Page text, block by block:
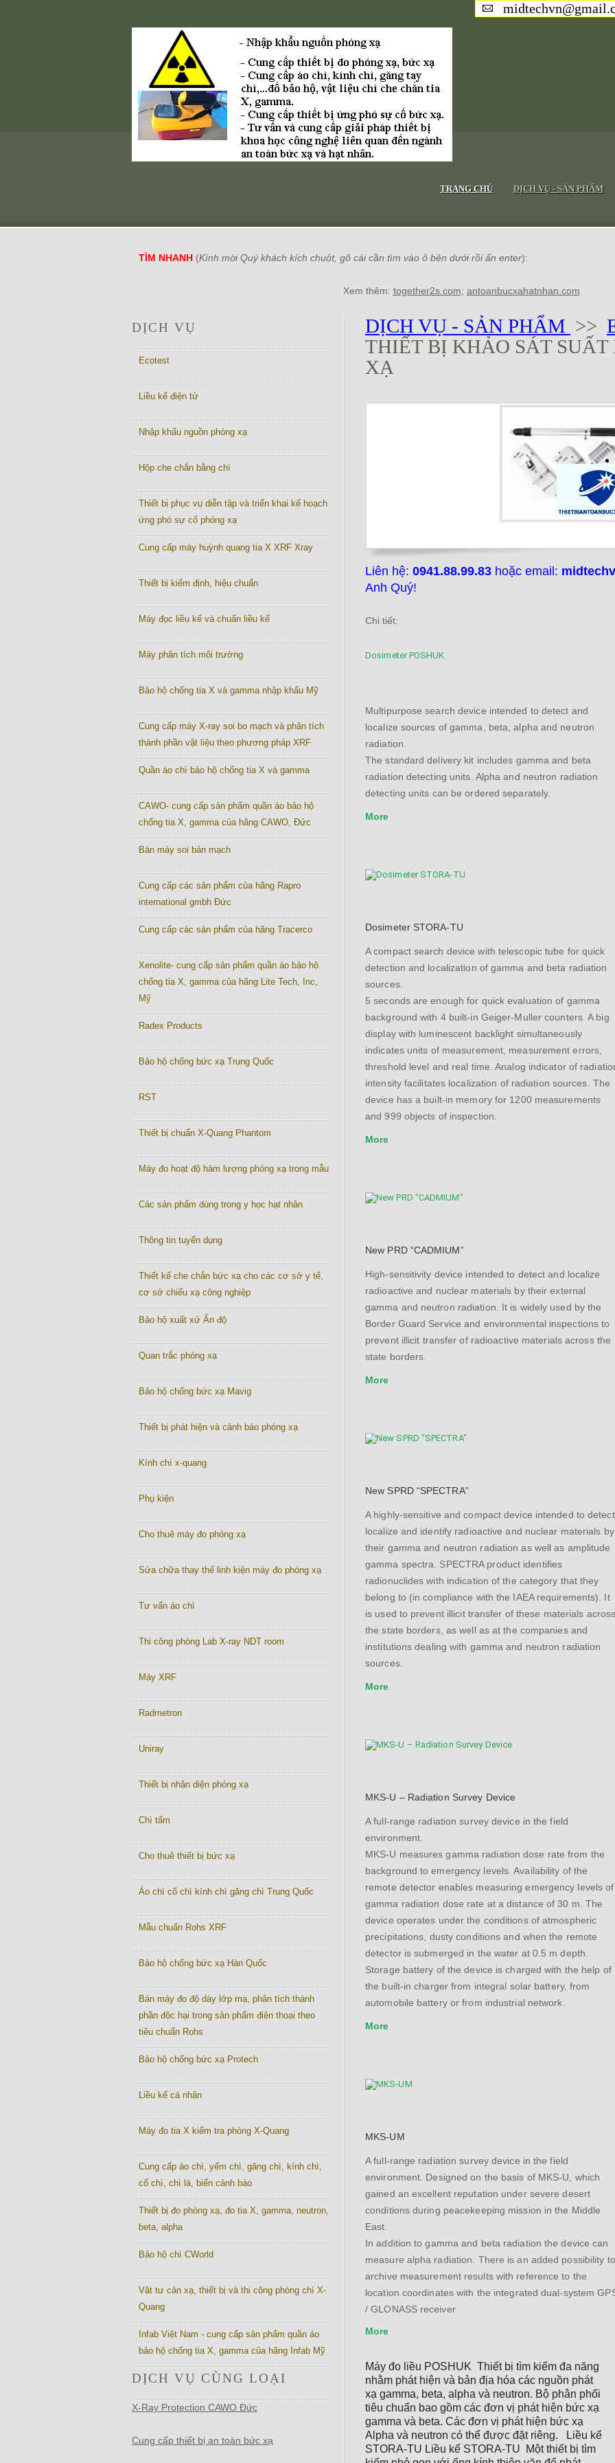
TRANG CHỦ DỊCH VỤ - SẢN PHẨM
TÌM NHANH (Kính mời Quý khách kích chuột, gõ cái cần tìm vào ô bên dưới rồi ấn enter):
Xem thêm: together2s.com; antoanbucxahatnhan.com
DỊCH VỤ
Ecotest
Liều kế điện tử
Nhập khẩu nguồn phóng xạ
Hộp che chắn bằng chì
Thiết bị phục vụ diễn tập và triển khai kế hoạch
ứng phó sự cố phóng xạ
Cung cấp máy huỳnh quang tia X XRF Xray
Thiết bị kiểm định, hiệu chuẩn
Máy đọc liều kế và chuẩn liều kế
Máy phân tích môi trường
Bảo hộ chống tia X và gamma nhập khẩu Mỹ
Cung cấp máy X-ray soi bo mạch và phân tích
thành phần vật liệu theo phương pháp XRF
Quần áo chì bảo hộ chống tia X và gamma
CAWO- cung cấp sản phẩm quần áo bảo hộ
chống tia X, gamma của hãng CAWO, Đức
Bán máy soi bản mạch
Cung cấp các sản phẩm của hãng Rapro
international gmbh Đức
Cung cấp các sản phẩm của hãng Tracerco
Xenolite- cung cấp sản phẩm quần áo bảo hộ
chống tia X, gamma của hãng Lite Tech, Inc,
Mỹ
Radex Products
Bảo hộ chống bức xạ Trung Quốc
RST
Thiết bị chuẩn X-Quang Phantom
Máy đo hoạt độ hàm lượng phóng xạ trong mẫu
Các sản phẩm dùng trong y học hạt nhân
Thông tin tuyển dụng
Thiết kế che chắn bức xạ cho các cơ sở y tế,
cơ sở chiếu xạ công nghiệp
Bảo hộ xuất xứ Ấn độ
Quan trắc phóng xạ
Bảo hộ chống bức xạ Mavig
Thiết bị phát hiện và cảnh báo phóng xạ
Kính chì x-quang
Phụ kiện
Cho thuê máy đo phóng xạ
Sửa chữa thay thế linh kiện máy đo phóng xạ
Tư vấn áo chì
Thi công phòng Lab X-ray NDT room
Máy XRF
Radmetron
Uniray
Thiết bị nhận diện phóng xạ
Chì tấm
Cho thuê thiết bị bức xạ
Áo chì cổ chì kính chì găng chì Trung Quốc
Mẫu chuẩn Rohs XRF
Bảo hộ chống bức xạ Hàn Quốc
Bán máy đo độ dày lớp mạ, phân tích thành
phần độc hại trong sản phẩm điện thoại theo
tiêu chuẩn Rohs
Bảo hộ chống bức xạ Protech
Liều kế cá nhân
Máy đo tia X kiểm tra phòng X-Quang
Cung cấp áo chì, yếm chì, găng chì, kính chì,
cổ chì, chì lá, biển cảnh báo
Thiết bị đo phóng xạ, đo tia X, gamma, neutron,
beta, alpha
Bảo hộ chì CWorld
Vật tư cản xạ, thiết bị và thi công phòng chì X-
Quang
Infab Việt Nam - cung cấp sản phẩm quần áo
bảo hộ chống tia X, gamma của hãng Infab Mỹ
DỊCH VỤ CÙNG LOẠI
X-Ray Protection CAWO Đức
Cung cấp thiết bị an toàn bức xạ
DỊCH VỤ - SẢN PHẨM >>
THIẾT BỊ KHẢO SÁT
XẠ
Liên hệ: 0941.88.99.83 hoặc email:
Anh Quý!
Chi tiết:
Dosimeter POSHUK
Multipurpose search device intended to detect and
localize sources of gamma, beta, alpha and neutron
radiation.
The standard delivery kit includes gamma and beta
radiation detecting units. Alpha and neutron radiation
detecting units can be ordered separately.
More
Dosimeter STORA-TU
A compact search device with telescopic tube for quick
detection and localization of gamma and beta radiation
sources.
5 seconds are enough for quick evaluation of gamma
background with 4 built-in Geiger-Muller counters. A big
display with luminescent backlight simultaneously
indicates units of measurement, measurement errors,
threshold level and real time. Analog indicator of
intensity facilitates localization of radiation sources. The
device has a built-in memory for 1200 measurements
and 999 objects of inspection.
More
New PRD “CADMIUM”
High-sensitivity device intended to detect and localize
radioactive and nuclear materials by their external
gamma and neutron radiation. It is widely used by the
Border Guard Service and environmental inspections to
prevent illicit transfer of radioactive materials across the
state borders.
More
New SPRD “SPECTRA”
A highly-sensitive and compact device intended to
localize and identify radioactive and nuclear materials by
their gamma and neutron radiation as well as amplitude
gamma spectra. SPECTRA product identifies
radionuclides with indication of the category that they
belong to (in compliance with the IAEA requirements). It
is used to prevent illicit transfer of these materials
the state borders, as well as at the companies and
institutions dealing with gamma and neutron radiation
sources.
More
MKS-U – Radiation Survey Device
A full-range radiation survey device in the field
environment.
MKS-U measures gamma radiation dose rate from the
background to emergency levels. Availability of the
remote detector enables measuring emergency levels of
gamma radiation dose rate at a distance of 30 m. The
device operates under the conditions of atmospheric
precipitations, dusty conditions and when the remote
detector is submerged in the water at 0.5 m depth.
Storage battery of the device is charged with the help of
the built-in charger from integral solar battery, from
automobile battery or from industrial network.
More
MKS-UM
A full-range radiation survey device in the field
environment. Designed on the basis of MKS-U, which
gained an excellent reputation under severe desert
conditions during peacekeeping mission in the Middle
East.
In addition to gamma and beta radiation the device can
measure alpha radiation. There is an added possibility to
archive measurement results with reference to the
location coordinates with the integrated dual-system
/ GLONASS receiver
More
Máy đo liều POSHUK  Thiết bị tìm kiếm đa năng
nhằm phát hiện và bản địa hóa các nguồn phát
xạ gamma, beta, alpha và neutron. Bộ phân phối
tiêu chuẩn bao gồm các đơn vị phát hiện bức xạ
gamma và beta. Các đơn vị phát hiện bức xạ
Alpha và neutron có thể được đặt riêng.   Liều kế
STORA-TU Liều kế STORA-TU  Một thiết bị tìm